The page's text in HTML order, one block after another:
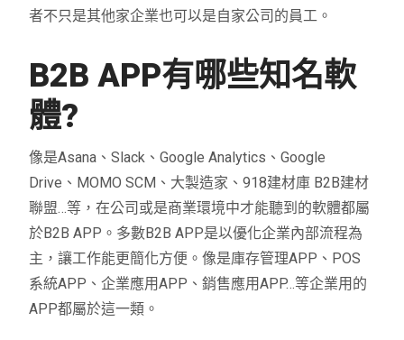
者不只是其他家企業也可以是自家公司的員工。
B2B APP有哪些知名軟
體?
像是Asana、Slack、Google Analytics、Google
Drive、MOMO SCM、大製造家、918建材庫 B2B建材
聯盟…等，在公司或是商業環境中才能聽到的軟體都屬
於B2B APP。多數B2B APP是以優化企業內部流程為
主，讓工作能更簡化方便。像是庫存管理APP、POS
系統APP、企業應用APP、銷售應用APP…等企業用的
APP都屬於這一類。